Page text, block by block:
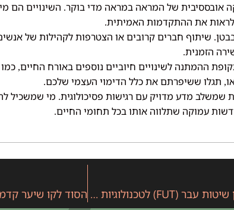
אובססיבית של המראה במראה מדי בוקר. השינויים הם
לראות את ההתקדמות האמיתית.
. שיתוף חברים קרובים או הצטרפות לקהילות של
הזמנית.
ההמתנה לשינויים חיוביים נוספים באורח החיים,
, תגלו ששיפרתם את כלל הדימוי העצמי שלכם.
מדע מדויק עם רגישות פסיכולוגית. מי שמשכיל
עמוקה שתלווה אותו בכל תחומי החיים.
פער הדורות בהשתלת שיער: השוואה בין שיטות עבר (FUT) לטכנולוגיות העתיד (מיקרו FUE עם ספיר)